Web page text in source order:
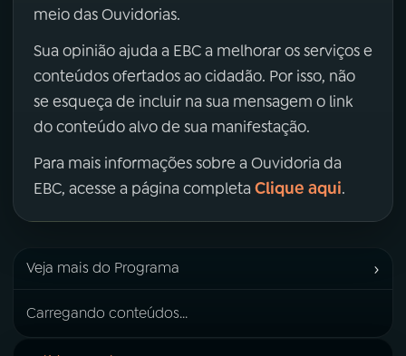
meio das Ouvidorias.
Sua opinião ajuda a EBC a melhorar os serviços e
conteúdos ofertados ao cidadão. Por isso, não
se esqueça de incluir na sua mensagem o link
do conteúdo alvo de sua manifestação.
Para mais informações sobre a Ouvidoria da
EBC, acesse a página completa Clique aqui.
Veja mais do Programa ›
Carregando conteúdos...